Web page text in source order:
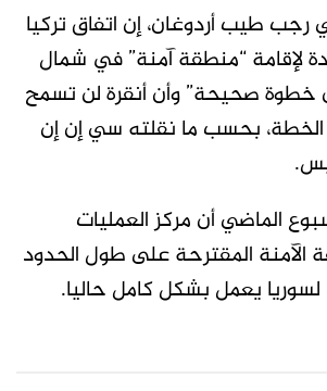
رجب طيب أردوغان، إن اتفاق تركيا
لإقامة “منطقة آمنة” في شمال
خطوة صحيحة” وأن أنقرة لن تسمح
بحسب ما نقلته سي إن إن
الماضي أن مركز العمليات
الآمنة المقترحة على طول الحدود
لسوريا يعمل بشكل كامل حاليا.